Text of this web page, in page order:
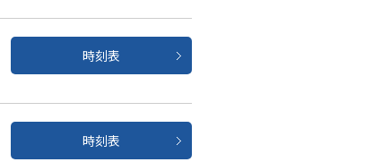
時刻表
時刻表